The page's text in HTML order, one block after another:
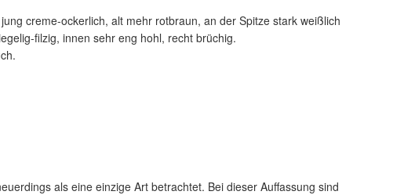
creme-ockerlich, alt mehr rotbraun, an der Spitze stark weißlich
filzig, innen sehr eng hohl, recht brüchig.
als eine einzige Art betrachtet. Bei dieser Auffassung sind